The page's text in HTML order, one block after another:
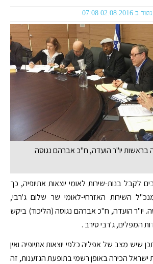
נוצר ב 02.08.2016 07:08
בראשות יו"ר הועדה, ח"כ אברהם נגוסה
לקבל בנות-שירות לאומי יוצאות אתיופיה, כך
השירות האזרחי-לאומי שר שלום ג'רבי,
יו"ר הועדה, ח"כ אברהם נגוסה (הליכוד) ביקש
המפלים, ג'רבי סירב .
שיש מצב של אפליה כלפי יוצאות אתיופיה ואין
הכירה באופן רשמי בתופעת הגזענות, זה